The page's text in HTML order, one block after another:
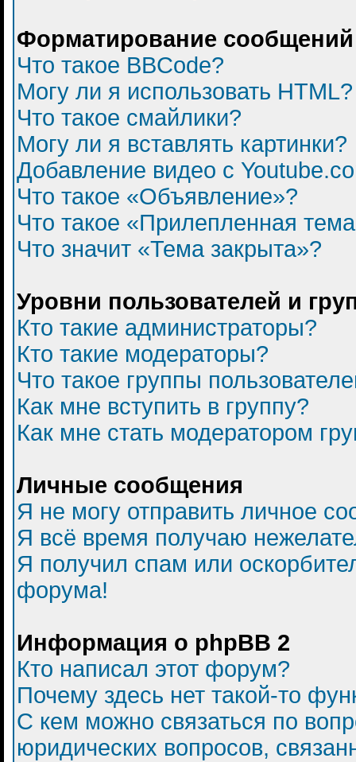
Форматирование
Что такое BBCode?
Могу ли я использовать HTML?
Что такое смайлики?
Могу ли я вставлять картинки?
Добавление видео с
Что такое «Объявление»?
Что такое «Прилепленная
Что значит «Тема закрыта»?
Уровни пользователей и
Кто такие администраторы?
Кто такие модераторы?
Что такое группы
Как мне вступить в группу?
Как мне стать модератором
Личные сообщения
Я не могу отправить личное
Я всё время получаю
Я получил спам или
форума!
Информация о phpBB 2
Кто написал этот форум?
Почему здесь нет такой-то
С кем можно связаться по
юридических вопросов,